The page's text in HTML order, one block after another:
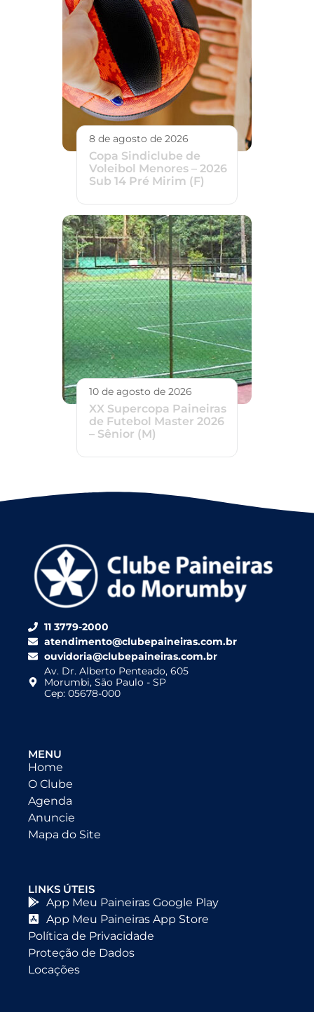
8 de agosto de 2026
Copa Sindiclube de
Voleibol Menores – 2026
Sub 14 Pré Mirim (F)
10 de agosto de 2026
XX Supercopa Paineiras
de Futebol Master 2026
– Sênior (M)
11 3779-2000
atendimento@clubepaineiras.com.br
ouvidoria@clubepaineiras.com.br
Av. Dr. Alberto Penteado, 605
Morumbi, São Paulo - SP
Cep: 05678-000
MENU
Home
O Clube
Agenda
Anuncie
Mapa do Site
LINKS ÚTEIS
App Meu Paineiras Google Play
App Meu Paineiras App Store
Política de Privacidade
Proteção de Dados
Locações